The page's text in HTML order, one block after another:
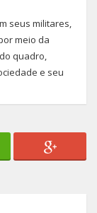
seus militares,
meio da
quadro,
e seu